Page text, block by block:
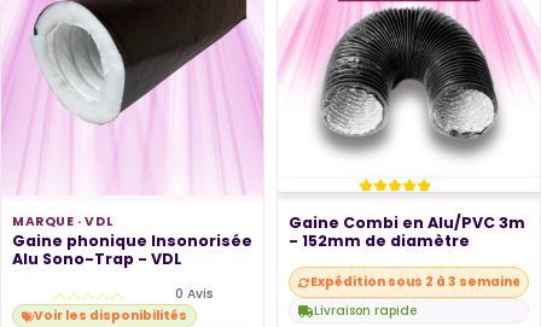
MARQUE ·VDL
Gaine phonique Insonorisée
Alu Sono-Trap - VDL
0 Avis
Voir les disponibilités
Gaine Combi en Alu/PVC 3m
- 152mm de diamètre
Expédition sous 2 à 3 semaines
Livraison rapide